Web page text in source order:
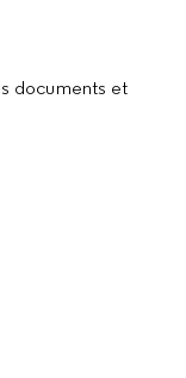
documents et